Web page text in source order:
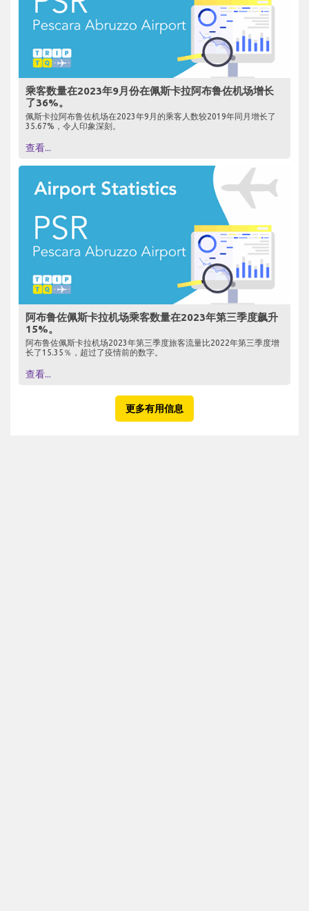
乘客数量在2023年9月份在佩斯卡拉阿布鲁佐机场增长
了36%。
佩斯卡拉阿布鲁佐机场在2023年9月的乘客人数较2019年同月增长了
35.67%，令人印象深刻。
查看...
阿布鲁佐佩斯卡拉机场乘客数量在2023年第三季度飙升
15%。
阿布鲁佐佩斯卡拉机场2023年第三季度旅客流量比2022年第三季度增
长了15.35％，超过了疫情前的数字。
查看...
更多有用信息